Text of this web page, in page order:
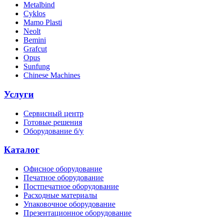
Metalbind
Cyklos
Mamo Plasti
Neolt
Bemini
Grafcut
Opus
Sunfung
Chinese Machines
Услуги
Сервисный центр
Готовые решения
Оборудование б/у
Каталог
Офисное оборудование
Печатное оборудование
Постпечатное оборудование
Расходные материалы
Упаковочное оборудование
Презентационное оборудование